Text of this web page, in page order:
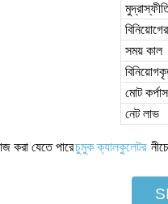
সময় কাল
মোট কর্পাস
নেট লাভ
করা যেতে পারেচুমুক ক্যালকুলেটর